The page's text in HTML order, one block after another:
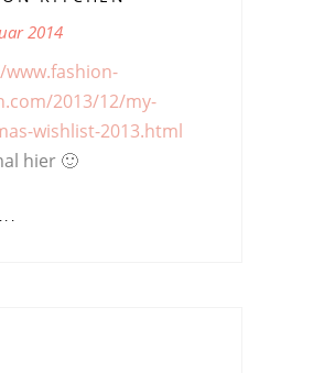
2014
2013/12/my-
wishlist-2013.html
hier 🙂